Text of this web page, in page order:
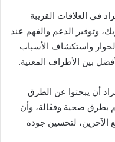
في العلاقات القريبة
وتوفير الدعم والفهم عند
واستكشاف الأسباب
بين الأطراف المعنية.
أن يبحثوا عن الطرق
بطرق صحية وفعّالة، وأن
الآخرين، لتحسين جودة